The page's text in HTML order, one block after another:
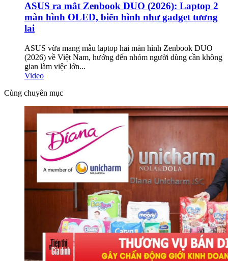
ASUS ra mắt Zenbook DUO (2026): Laptop 2
màn hình OLED, biến hình như gadget tương
lai
ASUS vừa mang mẫu laptop hai màn hình Zenbook DUO
(2026) về Việt Nam, hướng đến nhóm người dùng cần không
gian làm việc lớn...
Video
Cùng chuyên mục